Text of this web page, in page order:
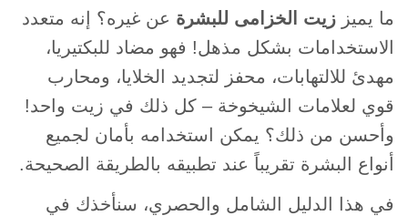
ما يميز زيت الخزامى للبشرة عن غيره؟ إنه متعدد
الاستخدامات بشكل مذهل! فهو مضاد للبكتيريا،
مهدئ للالتهابات، محفز لتجديد الخلايا، ومحارب
قوي لعلامات الشيخوخة – كل ذلك في زيت واحد!
وأحسن من ذلك؟ يمكن استخدامه بأمان لجميع
أنواع البشرة تقريباً عند تطبيقه بالطريقة الصحيحة.
في هذا الدليل الشامل والحصري، سنأخذك في